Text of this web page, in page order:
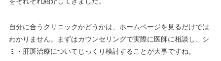
自分に合うクリニックかどうかは、ホームページを見るだけでは
わかりません。まずはカウンセリングで実際に医師に相談し、シ
ミ・肝斑治療についてじっくり検討することが大事ですね。